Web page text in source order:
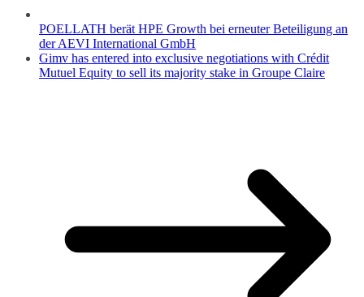
POELLATH berät HPE Growth bei erneuter Beteiligung an
der AEVI International GmbH
Gimv has entered into exclusive negotiations with Crédit
Mutuel Equity to sell its majority stake in Groupe Claire